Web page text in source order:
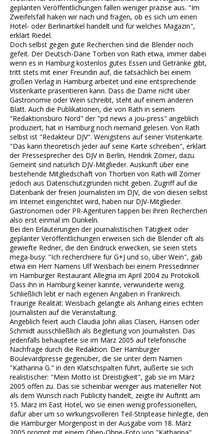
geplanten Veröffentlichungen fallen weniger präzise aus. "Im
Zweifelsfall haken wir nach und fragen, ob es sich um einen
Hotel- oder Berlinartikel handelt und für welches Magazin",
erklärt Riedel.
Doch selbst gegen gute Recherchen sind die Blender noch
gefeit. Der Deutsch-Däne Torben von Rath etwa, immer dabei
wenn es in Hamburg kostenlos gutes Essen und Getränke gibt,
tritt stets mit einer Freundin auf, die tatsächlich bei einem
großen Verlag in Hamburg arbeitet und eine entsprechende
Visitenkarte präsentieren kann. Dass die Dame nicht über
Gastronomie oder Wein schreibt, steht auf einem anderen
Blatt. Auch die Publikationen, die von Rath in seinem
"Redaktionsbüro Nord" der "pd news a jou-press" angeblich
produziert, hat in Hamburg noch niemand gelesen. Von Rath
selbst ist "Redakteur DJV". Wenigstens auf seiner Visitenkarte.
"Das kann theoretisch jeder auf seine Karte schreiben", erklärt
der Pressesprecher des DJV in Berlin, Hendrik Zörner, dazu.
Gemeint sind natürlich DJV-Mitglieder. Auskunft über eine
bestehende Mitgliedschaft von Thorben von Rath will Zörner
jedoch aus Datenschutzgründen nicht geben. Zugriff auf die
Datenbank der freien Journalisten im DJV, die von diesen selbst
im Internet eingerichtet wird, haben nur DJV-Mitglieder.
Gastronomen oder PR-Agenturen tappen bei ihren Recherchen
also erst einmal im Dunkeln.
Bei den Erläuterungen der journalistischen Tätigkeit oder
geplanter Veröffentlichungen erweisen sich die Blender oft als
gewiefte Redner, die den Eindruck erwecken, sie seien stets
mega-busy: "Ich recherchiere für G+J und so, über Wein", gab
etwa ein Herr Namens Ulf Weisbach bei einem Pressedinner
im Hamburger Restaurant Allegria im April 2004 zu Protokoll.
Dass ihn in Hamburg keiner kannte, verwunderte wenig.
Schließlich lebt er nach eigenen Angaben in Frankreich.
Traurige Realität: Weisbach gelangte als Anhang eines echten
Journalisten auf die Veranstaltung.
Angeblich feiert auch Claudia John alias Clasen, Hansen oder
Schmidt ausschließlich als Begleitung von Journalisten. Das
jedenfalls behauptete sie im März 2005 auf telefonische
Nachfrage durch die Redaktion. Der Hamburger
Boulevardpresse gegenüber, die sie unter dem Namen
"Katharina G." in den Klatschspalten führt, äußerte sie sich
realistischer: "Mein Motto ist Dreistigkeit", gab sie im März
2005 offen zu. Das sie scheinbar weniger aus materieller Not
als dem Wunsch nach Publicity handelt, zeigte ihr Auftritt am
15. März im East Hotel, wo sie einen wenig professionellen,
dafür aber um so wirkungsvolleren Teil-Striptease hinlegte, den
die Hamburger Morgenpost in der Ausgabe vom 18. März